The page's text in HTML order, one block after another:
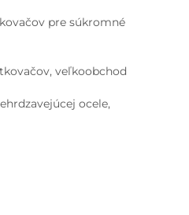
pre súkromné
veľkoobchod
ocele,